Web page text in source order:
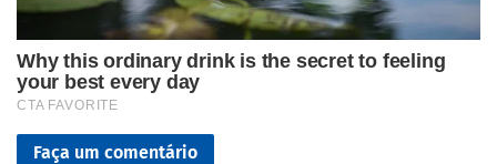
Faça um comentário